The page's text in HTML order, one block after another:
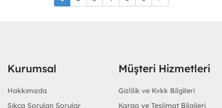
Kurumsal
Hakkımızda
Sıkça Sorulan Sorular
Müşteri Hizmetleri
Gizlilik ve Kvkk Bilgileri
Kargo ve Teslimat Bilgileri